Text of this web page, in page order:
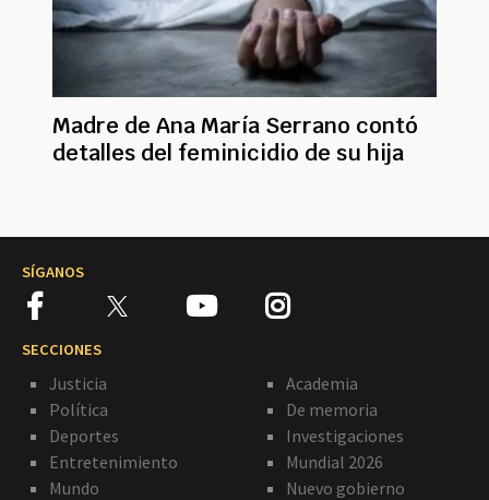
Madre de Ana María Serrano contó
detalles del feminicidio de su hija
SÍGANOS
SECCIONES
Justicia
Política
Deportes
Entretenimiento
Mundo
Academia
De memoria
Investigaciones
Mundial 2026
Nuevo gobierno